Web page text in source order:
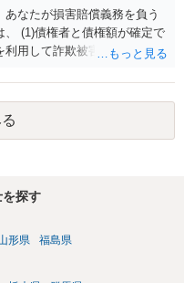
なたが損害賠償義務を負う
、 (1)債権者と債権額が確定で
利用して詐欺被害等に遭った
は実態解明のため管財事件
かという問題 (3)仮に債権者
に起因する損害賠償請求権
いう問題（口座売買は犯罪
を申し立てるという「責任
ない場合もあるでしょう
げするよりはマシでしょ
探す
形県 福島県